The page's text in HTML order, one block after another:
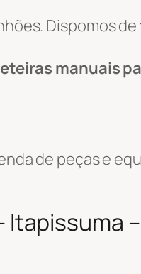
Dispomos de
manuais
de peças e
–